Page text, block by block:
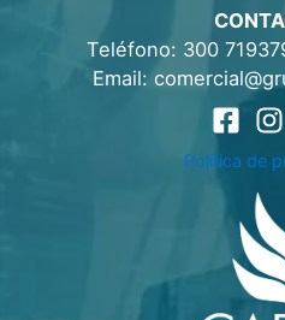
Teléfono: 300
Email:
Política de